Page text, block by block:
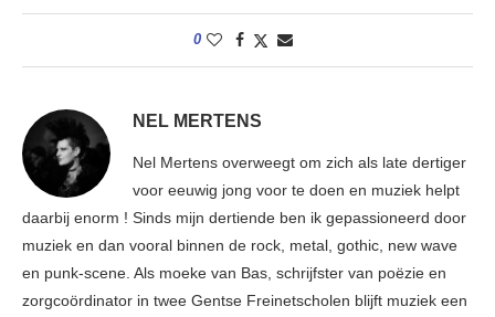
0
NEL MERTENS
Nel Mertens overweegt om zich als late dertiger
voor eeuwig jong voor te doen en muziek helpt
daarbij enorm ! Sinds mijn dertiende ben ik gepassioneerd door
muziek en dan vooral binnen de rock, metal, gothic, new wave
en punk-scene. Als moeke van Bas, schrijfster van poëzie en
zorgcoördinator in twee Gentse Freinetscholen blijft muziek een